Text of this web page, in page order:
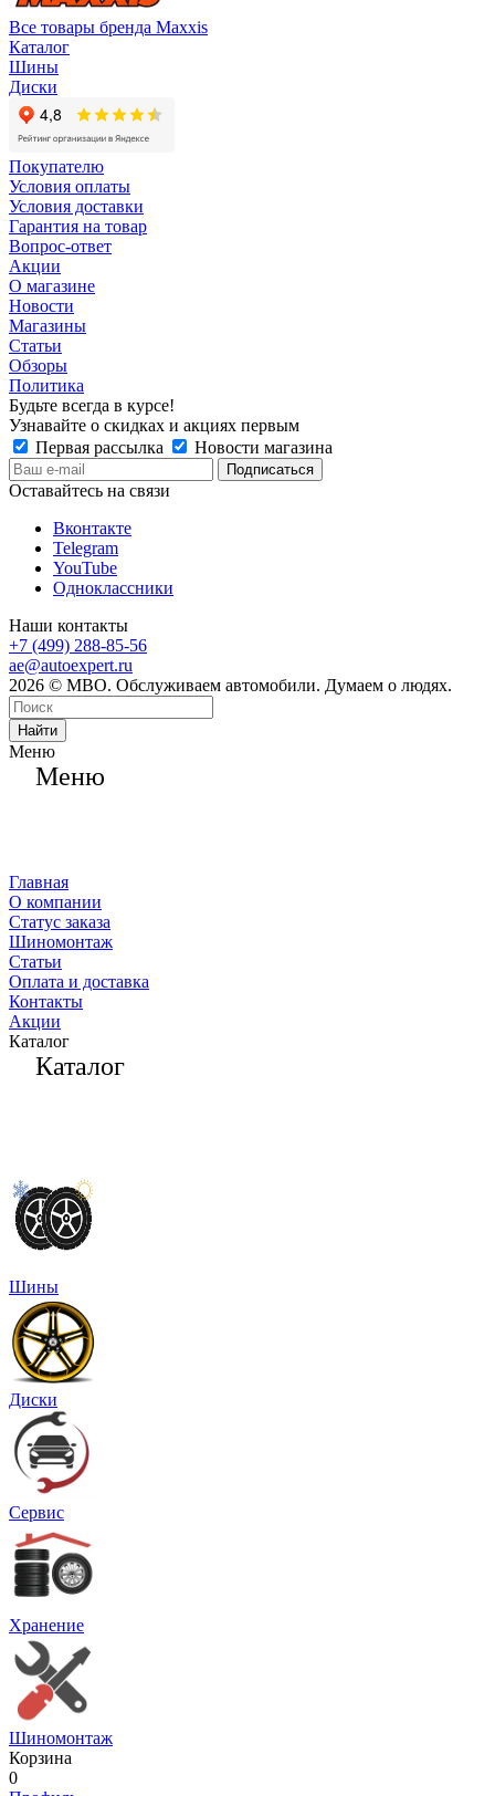
Все товары бренда Maxxis
Каталог
Шины
Диски
Покупателю
Условия оплаты
Условия доставки
Гарантия на товар
Вопрос-ответ
Акции
О магазине
Новости
Магазины
Статьи
Обзоры
Политика
Будьте всегда в курсе!
Узнавайте о скидках и акциях первым
Первая рассылка
Новости магазина
Оставайтесь на связи
Вконтакте
Telegram
YouTube
Одноклассники
Наши контакты
+7 (499) 288-85-56
ae@autoexpert.ru
2026 © МВО. Обслуживаем автомобили. Думаем о людях.
Найти
Меню
Меню
Главная
О компании
Статус заказа
Шиномонтаж
Статьи
Оплата и доставка
Контакты
Акции
Каталог
Каталог
Шины
Диски
Сервис
Хранение
Шиномонтаж
Корзина
0